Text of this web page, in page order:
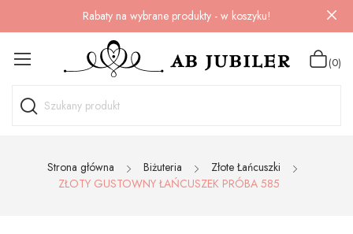
Rabaty na wybrane produkty - w koszyku!
(0)
Strona główna Biżuteria
Złote Łańcuszki
ZŁOTY GUSTOWNY ŁAŃCUSZEK PRÓBA 585